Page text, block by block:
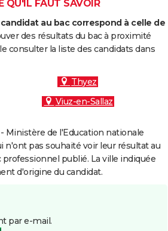
QU'IL FAUT SAVOIR
au bac correspond à celle de
des résultats du bac à proximité
consulter la liste des candidats dans
Thyez
Viuz-en-Sallaz
Ministère de l'Education nationale
n'ont pas souhaité voir leur résultat au
publié. La ville indiquée
d'origine du candidat.
par e-mail.